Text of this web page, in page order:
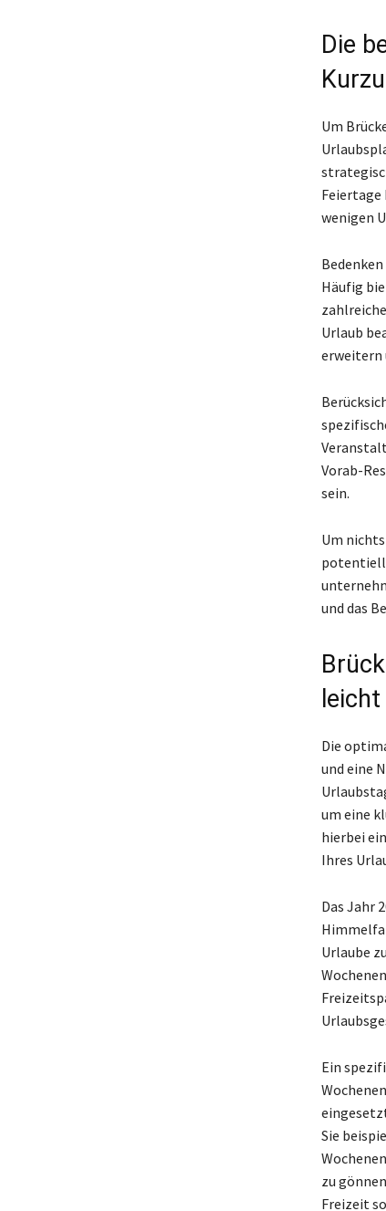
Die
Um
Feiertage
wenigen
Häufig
Urlaub
erweitern
Vorab-
sein.
Um
und das
Die
und eine
um eine
hierbei
Ihres
Das Jahr
Urlaube
Ein
Sie
zu
Freizeit